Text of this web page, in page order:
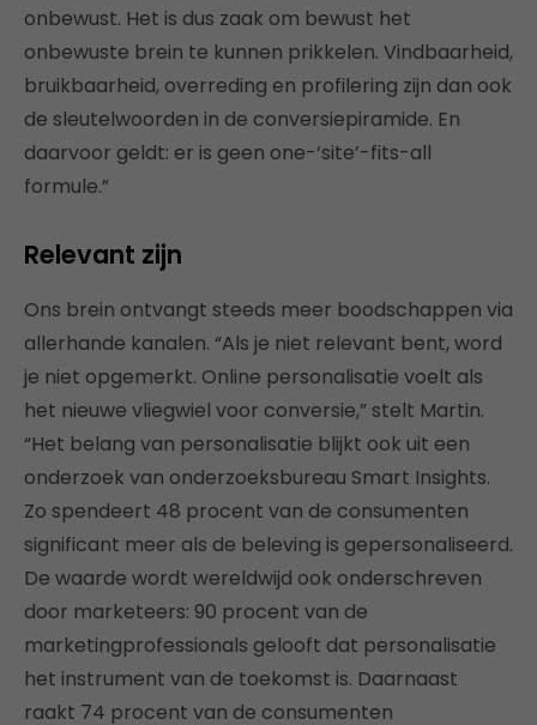
onbewust. Het is dus zaak om bewust het
onbewuste brein te kunnen prikkelen. Vindbaarheid,
bruikbaarheid, overreding en profilering zijn dan ook
de sleutelwoorden in de conversiepiramide. En
daarvoor geldt: er is geen one-‘site’-fits-all
formule.”
Relevant zijn
Ons brein ontvangt steeds meer boodschappen via
allerhande kanalen. “Als je niet relevant bent, word
je niet opgemerkt. Online personalisatie voelt als
het nieuwe vliegwiel voor conversie,” stelt Martin.
“Het belang van personalisatie blijkt ook uit een
onderzoek van onderzoeksbureau Smart Insights.
Zo spendeert 48 procent van de consumenten
significant meer als de beleving is gepersonaliseerd.
De waarde wordt wereldwijd ook onderschreven
door marketeers: 90 procent van de
marketingprofessionals gelooft dat personalisatie
het instrument van de toekomst is. Daarnaast
raakt 74 procent van de consumenten